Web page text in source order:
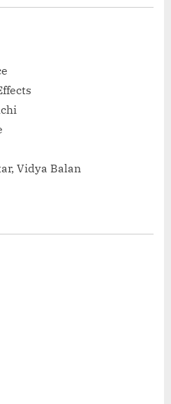
Vidya Balan